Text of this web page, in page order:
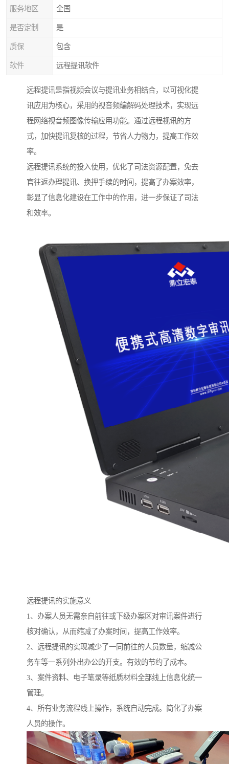
服务地区 全国
是否定制 是
质保 包含
软件 远程提讯软件
远程提讯是指视频会议与提讯业务相结合，以可视化提
讯应用为核心，采用的视音频编解码处理技术，实现远
程网络视音频图像传输应用功能。通过远程视讯的方
式，加快提讯复核的过程，节省人力物力，提高工作效
率。
远程提讯系统的投入使用，优化了司法资源配置，免去
官往返办理提讯、换押手续的时间，提高了办案效率，
彰显了信息化建设在工作中的作用，进一步保证了司法
和效率。
远程提讯的实施意义
1、办案人员无需亲自前往或下级办案区对审讯案件进行
核对确认，从而缩减了办案时间，提高工作效率。
2、远程提讯的实现减少了一同前往的人员数量，缩减公
务车等一系列外出办公的开支。有效的节约了成本。
3、案件资料、电子笔录等纸质材料全部线上信息化统一
管理。
4、所有业务流程线上操作，系统自动完成。简化了办案
人员的操作。